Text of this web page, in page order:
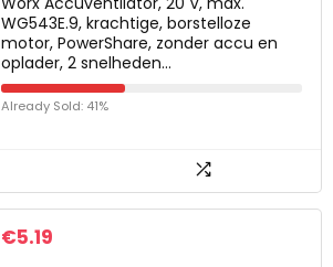
WG543E.9, krachtige, borstelloze
motor, PowerShare, zonder accu en
oplader, 2 snelheden…
Already Sold: 41%
€5.19